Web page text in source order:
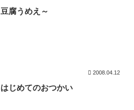
豆腐うめえ～
2008.04.12
はじめてのおつかい